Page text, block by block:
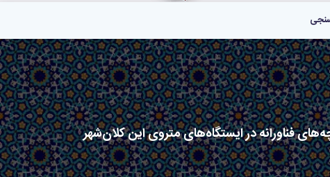
فناورانه در ایستگاه‌های متروی این کلان‌شهر